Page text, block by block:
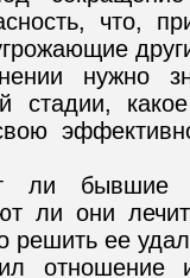
что,
нужно
стадии,
ли бывшие
ли они
решить ее
отношение